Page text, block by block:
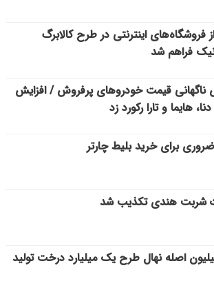
فروشگاه‌های اینترنتی در طرح کالابرگ
فراهم شد
ناگهانی قیمت خودروهای پرفروش / افزایش
هایما و تارا رکورد زد
برای خرید بلیط چارتر
شربت هندی تکذیب شد
میلیون اصله نهال طرح یک میلیارد درخت تولید